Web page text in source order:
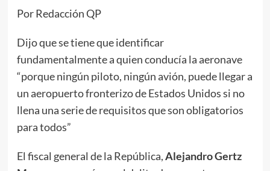
Por Redacción QP
Dijo que se tiene que identificar
fundamentalmente a quien conducía la aeronave
“porque ningún piloto, ningún avión, puede llegar a
un aeropuerto fronterizo de Estados Unidos si no
llena una serie de requisitos que son obligatorios
para todos”
El fiscal general de la República,Alejandro Gertz